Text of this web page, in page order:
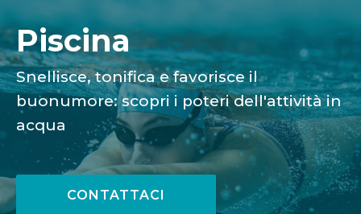
Piscina
Snellisce, tonifica e favorisce il
buonumore: scopri i poteri dell'attività in
acqua
CONTATTACI